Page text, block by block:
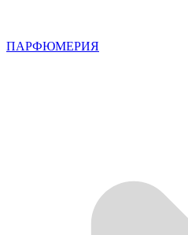
ПАРФЮМЕРИЯ